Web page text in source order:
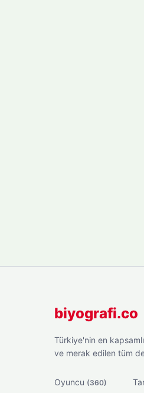
biyografi.co
Türkiye'nin en
ve merak edilen tüm
Oyuncu (360)